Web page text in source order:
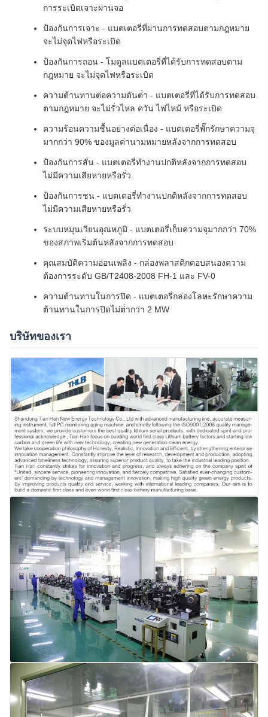
การระเบิดเจาะผ่านจอ
ป้องกันการเจาะ - แบตเตอรี่ที่ผ่านการทดสอบตามกฎหมาย
จะไม่จุดไฟหรือระเบิด
ป้องกันการถอน - โมดูลแบตเตอรี่ที่ได้รับการทดสอบตาม
กฎหมาย จะไม่จุดไฟหรือระเบิด
ความต้านทานต่อความดันต่ํา - แบตเตอรี่ที่ได้รับการทดสอบ
ตามกฎหมาย จะไม่รั่วไหล ควัน ไฟไหม้ หรือระเบิด
ความร้อนความชื้นอย่างต่อเนื่อง - แบตเตอรี่พั๊กรักษาความจุ
มากกว่า 90% ของมูลค่านามหมายหลังจากการทดสอบ
ป้องกันการสั่น - แบตเตอรี่ทํางานปกติหลังจากการทดสอบ
ไม่มีความเสียหายหรือรั่ว
ป้องกันการชน - แบตเตอรี่ทํางานปกติหลังจากการทดสอบ
ไม่มีความเสียหายหรือรั่ว
ระบบหมุนเวียนอุณหภูมิ - แบตเตอรี่เก็บความจุมากกว่า 70%
ของสภาพเริ่มต้นหลังจากการทดสอบ
คุณสมบัติความอ่อนเพลิง - กล่องพลาสติกตอบสนองความ
ต้องการระดับ GB/T2408-2008 FH-1 และ FV-0
ความต้านทานในการปิด - แบตเตอรี่กล่องโลหะรักษาความ
ต้านทานในการปิดไม่ต่ํากว่า 2 MW
บริษัทของเรา